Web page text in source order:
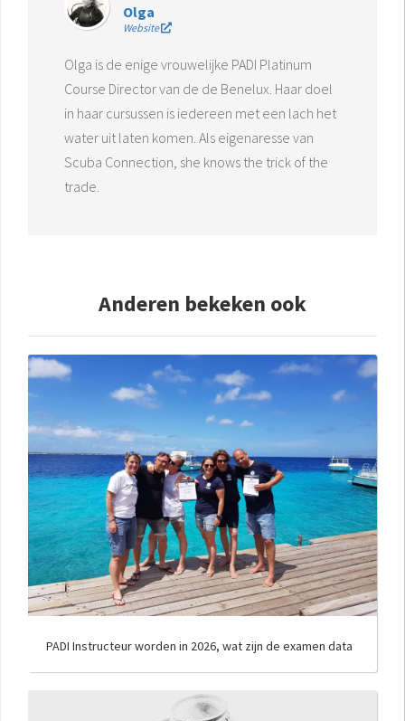
Olga
Website
Olga is de enige vrouwelijke PADI Platinum
Course Director van de de Benelux. Haar doel
in haar cursussen is iedereen met een lach het
water uit laten komen. Als eigenaresse van
Scuba Connection, she knows the trick of the
trade.
Anderen bekeken ook
PADI Instructeur worden in 2026, wat zijn de examen data